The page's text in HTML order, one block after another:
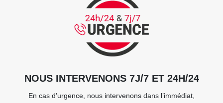
NOUS INTERVENONS 7J/7 ET 24H/24
En cas d’urgence, nous intervenons dans l’immédiat,